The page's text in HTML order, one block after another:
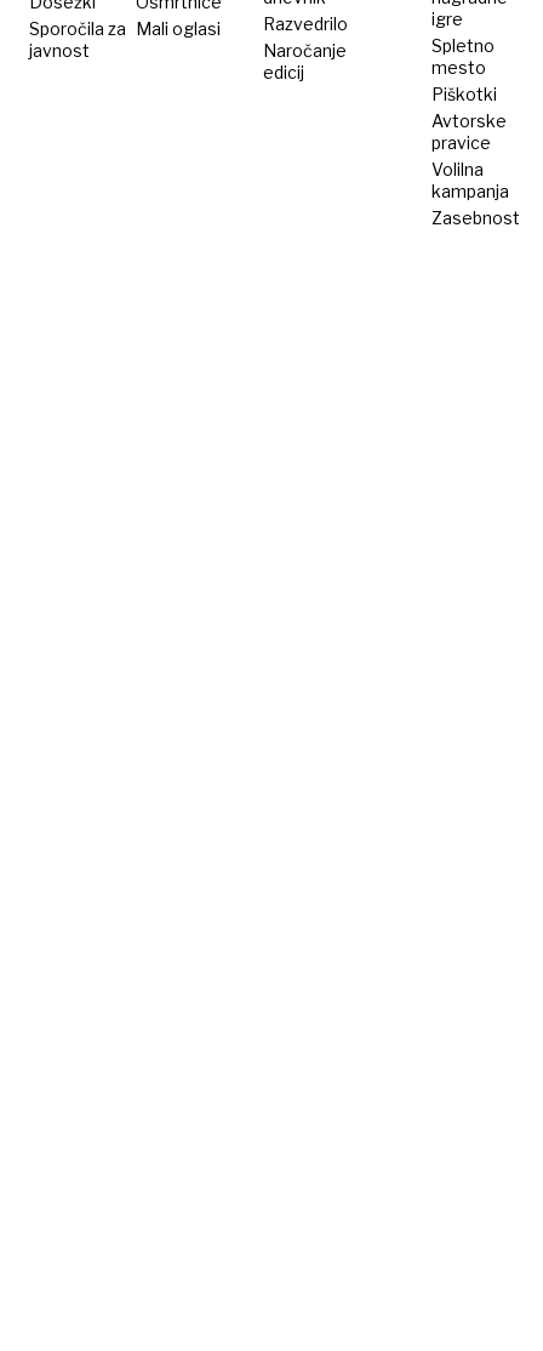
profit
kreativni
Sporočila za
javnost
Mali oglasi
Razvedrilo
Naročanje
edicij
igre
Spletno
mesto
Piškotki
Avtorske
pravice
Volilna
kampanja
Zasebnost